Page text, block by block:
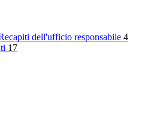
dell'ufficio responsabile 4
17